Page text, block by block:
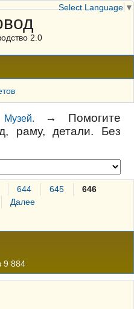
2.0
Музей. → Помогите
раму, детали. Без
644 645
646
Далее
9 884
Select Language ▼